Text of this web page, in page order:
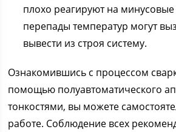
плохо реагируют на
перепады температур могут
вывести из строя систему.
Ознакомившись с процессом
помощью полуавтоматического
тонкостями, вы можете
работе. Соблюдение всех